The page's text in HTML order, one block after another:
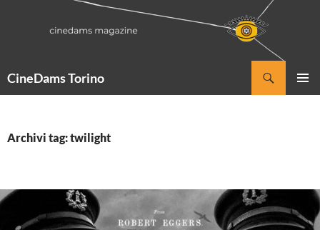
CineDams Torino
Archivi tag: twilight